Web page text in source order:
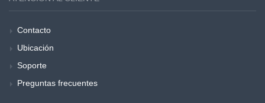
Contacto
Ubicación
Soporte
Preguntas frecuentes